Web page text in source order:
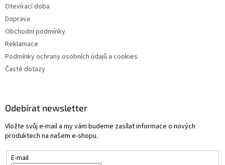
Otevírací doba
Doprava
Obchodní podmínky
Reklamace
Podmínky ochrany osobních údajů a cookies
Časté dotazy
Odebírat newsletter
Vložte svůj e-mail a my vám budeme zasílat informace o nových
produktech na našem e-shopu.
E-mail